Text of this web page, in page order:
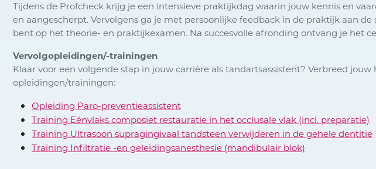
Tijdens de Profcheck krijg je een intensieve praktijkdag waarin jouw kennis en
en aangescherpt. Vervolgens ga je met persoonlijke feedback in de praktijk aan de
bent op het theorie- en praktijkexamen. Na succesvolle afronding ontvang je het
Vervolgopleidingen/-trainingen
Klaar voor een volgende stap in jouw carrière als tandartsassistent? Verbreed
opleidingen/trainingen:
Opleiding Paro-preventieassistent
Training Eénvlaks composiet restauratie in het occlusale vlak (incl. preparatie)
Training Ultrasoon supragingivaal tandsteen verwijderen in de gehele dentitie
Training Infiltratie -en geleidingsanesthesie (mandibulair blok)